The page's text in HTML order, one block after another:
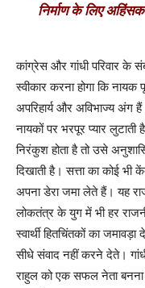
निर्माण के लिए
कांग्रेस और गांधी परिवार के
स्वीकार करना होगा कि नायक
अपरिहार्य और अविभाज्य अंग
नायकों पर भरपूर प्यार
निरंकुश होता है तो उसे
दिखाती है। सत्ता का कोई भी
अपना डेरा जमा लेते हैं। यह
लोकतंत्र के युग में भी हर
स्वार्थी हितचिंतकों का
सीधे संवाद नहीं करने देते।
राहुल को एक सफल नेता बनना